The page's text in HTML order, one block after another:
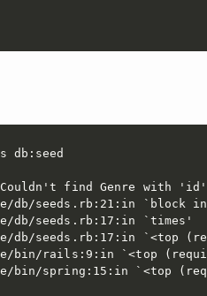
db:seed
Couldn't find Genre with
db/seeds.rb:21:in `block
db/seeds.rb:17:in `times'
db/seeds.rb:17:in `<top
bin/rails:9:in `<top
bin/spring:15:in `<top